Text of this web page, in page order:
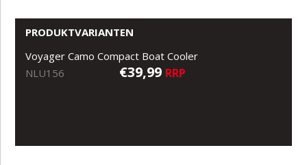
PRODUKTVARIANTEN
Voyager Camo Compact Boat Cooler
NLU156
€39,99 RRP